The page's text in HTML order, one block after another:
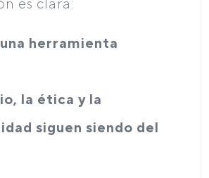
herramienta
la ética y la
siguen siendo del